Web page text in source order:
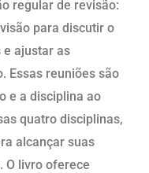
regular de revisão:
para discutir o
ajustar as
Essas reuniões são
e a disciplina ao
quatro disciplinas,
alcançar suas
O livro oferece